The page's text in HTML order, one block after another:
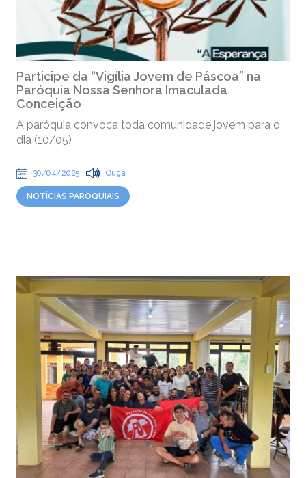
Participe da “Vigília Jovem de Páscoa” na
Paróquia Nossa Senhora Imaculada
Conceição
A paróquia convoca toda comunidade jovem para o
dia (10/05)
30/04/2025 Ouça
NOTÍCIAS PAROQUIAIS